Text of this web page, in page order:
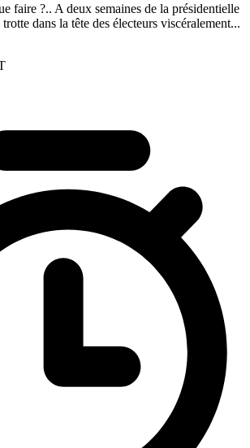
faire ?.. A deux semaines de la présidentielle
dans la tête des électeurs viscéralement...